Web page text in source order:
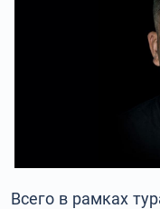
Всего в рамках